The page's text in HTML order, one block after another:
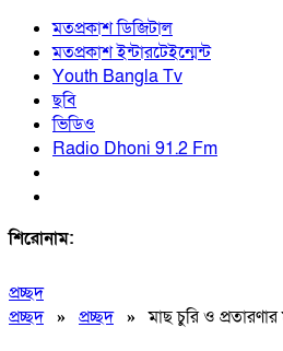
মতপ্রকাশ ডিজিটাল
মতপ্রকাশ ইন্টারটেইন্মেন্ট
Youth Bangla Tv
ছবি
ভিডিও
Radio Dhoni 91.2 Fm
শিরোনাম:
প্রচ্ছদ
প্রচ্ছদ» প্রচ্ছদ»মাছ চুরি ও